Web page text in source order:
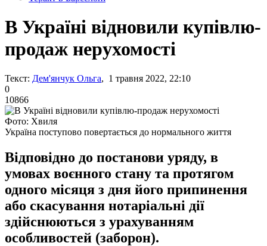
В Україні відновили купівлю-
продаж нерухомості
Текст: Дем'янчук Ольга, 1 травня 2022, 22:10
0
10866
Фото: Хвиля
Україна поступово повертається до нормального життя
Відповідно до постанови уряду, в
умовах воєнного стану та протягом
одного місяця з дня його припинення
або скасування нотаріальні дії
здійснюються з урахуванням
особливостей (заборон).